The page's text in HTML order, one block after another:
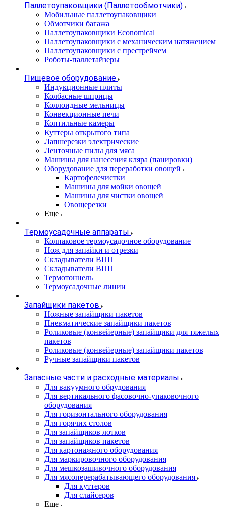
Паллетоупаковщики (Паллетообмотчики)
Мобильные паллетоупаковщики
Обмотчики багажа
Паллетоупаковщики Economical
Паллетоупаковщики с механическим натяжением
Паллетоупаковщики с престрейчем
Роботы-паллетайзеры
Пищевое оборудование
Индукционные плиты
Колбасные шприцы
Коллоидные мельницы
Конвекционные печи
Коптильные камеры
Куттеры открытого типа
Лапшерезки электрические
Ленточные пилы для мяса
Машины для нанесения кляра (панировки)
Оборудование для переработки овощей
Картофелечистки
Машины для мойки овощей
Машины для чистки овощей
Овощерезки
Еще
Термоусадочные аппараты
Колпаковое термоусадочное оборудование
Нож для запайки и отрезки
Складыватели ВПП
Складыватели ВПП
Термотоннель
Термоусадочные линии
Запайщики пакетов
Ножные запайщики пакетов
Пневматические запайщики пакетов
Роликовые (конвейерные) запайщики для тяжелых
пакетов
Роликовые (конвейерные) запайщики пакетов
Ручные запайщики пакетов
Запасные части и расходные материалы
Для вакуумного обрудования
Для вертикального фасовочно-упаковочного
оборудования
Для горизонтального оборудования
Для горячих столов
Для запайщиков лотков
Для запайщиков пакетов
Для картонажного оборудования
Для маркировочного оборудования
Для мешкозашивочного оборудования
Для мясоперерабатывающего оборудования
Для куттеров
Для слайсеров
Еще